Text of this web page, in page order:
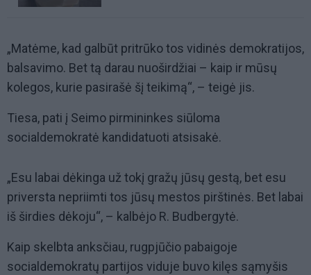
„Matėme, kad galbūt pritrūko tos vidinės demokratijos,
balsavimo. Bet tą darau nuoširdžiai – kaip ir mūsų
kolegos, kurie pasirašė šį teikimą“, – teigė jis.
Tiesa, pati į Seimo pirmininkes siūloma
socialdemokratė kandidatuoti atsisakė.
„Esu labai dėkinga už tokį gražų jūsų gestą, bet esu
priversta nepriimti tos jūsų mestos pirštinės. Bet labai
iš širdies dėkoju“, – kalbėjo R. Budbergytė.
Kaip skelbta anksčiau, rugpjūčio pabaigoje
socialdemokratų partijos viduje buvo kilęs sąmyšis